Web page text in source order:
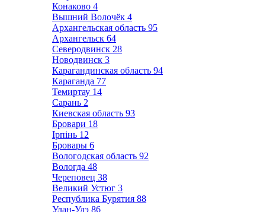
Конаково 4
Вышний Волочёк 4
Архангельская область 95
Архангельск 64
Северодвинск 28
Новодвинск 3
Карагандинская область 94
Караганда 77
Темиртау 14
Сарань 2
Киевская область 93
Бровари 18
Ірпінь 12
Бровары 6
Вологодская область 92
Вологда 48
Череповец 38
Великий Устюг 3
Республика Бурятия 88
Улан-Удэ 86